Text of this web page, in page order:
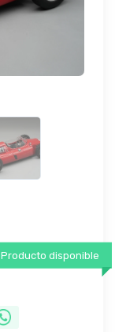
Producto disponible